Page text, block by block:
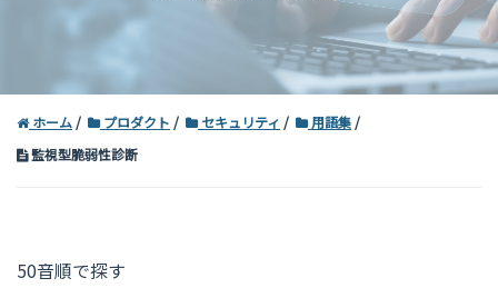
ホーム プロダクト セキュリティ
用語集
監視型脆弱性診断
50音順で探す